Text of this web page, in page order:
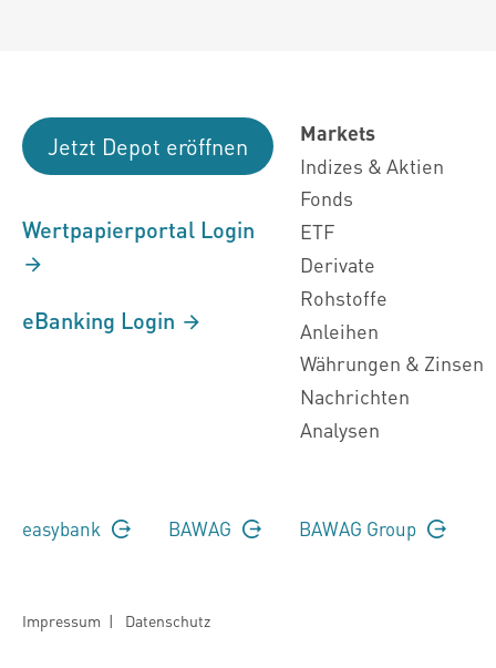
Jetzt Depot eröffnen
Wertpapierportal Login
eBanking Login
Markets
Indizes & Aktien
Fonds
ETF
Derivate
Rohstoffe
Anleihen
Währungen & Zinsen
Nachrichten
Analysen
easybank BAWAG BAWAG Group
Impressum | Datenschutz